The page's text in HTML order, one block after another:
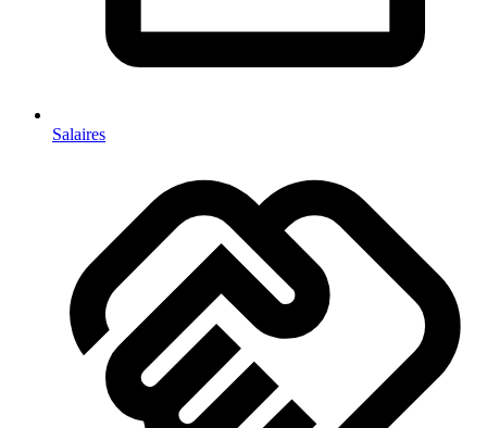
Salaires